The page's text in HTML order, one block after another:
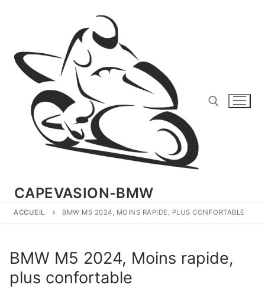
CAPEVASION-BMW
ACCUEIL BMW M5 2024, MOINS RAPIDE, PLUS CONFORTABLE
BMW M5 2024, Moins rapide,
plus confortable